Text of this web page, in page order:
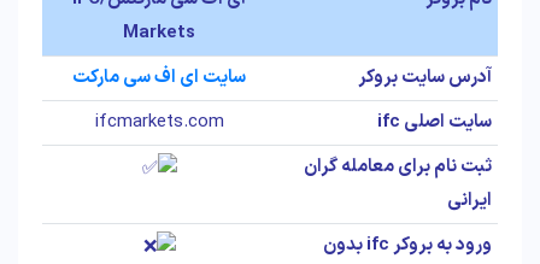
Markets
آدرس سایت بروکر
سایت ای اف سی مارکت
سایت اصلی ifc
ifcmarkets.com
ثبت نام برای معامله گران
ایرانی
ورود به بروکر ifc بدون